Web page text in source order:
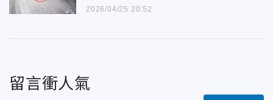
2026/04/25 20:52
留言衝人氣